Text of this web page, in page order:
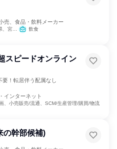
売、食品・飲料メーカー
、福岡県、佐賀県、長崎県、熊本県、大分県、宮崎県、鹿児島県、沖縄県 飲食
スピードオンライン
要！転居伴う配属なし
インターネット
、小売販売/流通、SCM/生産管理/購買/物流
の幹部候補)